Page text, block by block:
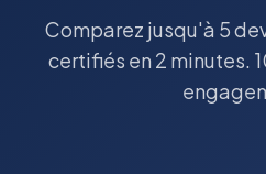
Comparez jusqu'à 5
certifiés en 2 minutes.